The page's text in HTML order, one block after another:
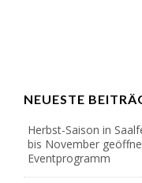
NEUESTE
Herbst-Saison in
bis November
Eventprogramm